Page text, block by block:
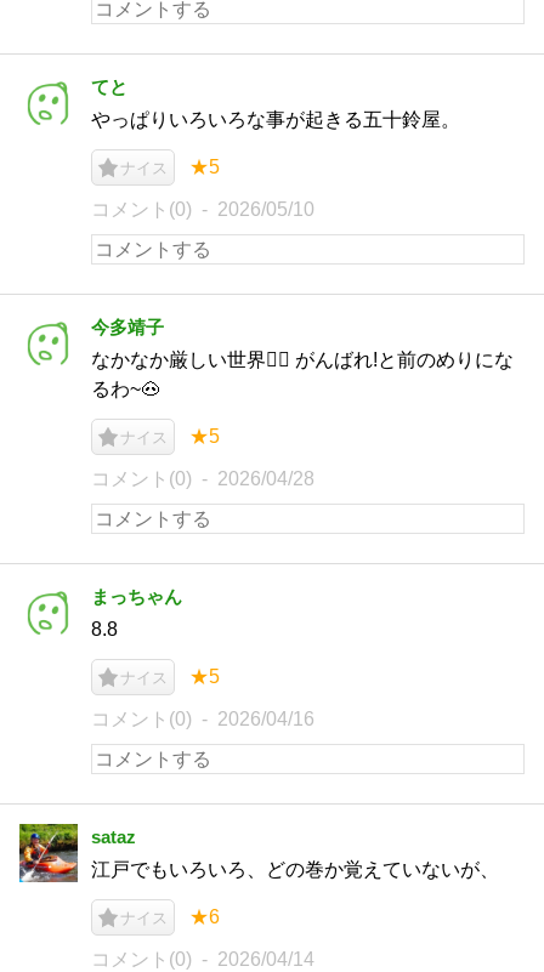
てと
やっぱりいろいろな事が起きる五十鈴屋。
ナイス ★5
コメント(0) 2026/05/10
今多靖子
なかなか厳しい世界😵‍💫 がんばれ!と前のめりにな
るわ~🐽
ナイス ★5
コメント(0) 2026/04/28
まっちゃん
8.8
ナイス ★5
コメント(0) 2026/04/16
sataz
江戸でもいろいろ、どの巻か覚えていないが、
ナイス ★6
コメント(0) 2026/04/14